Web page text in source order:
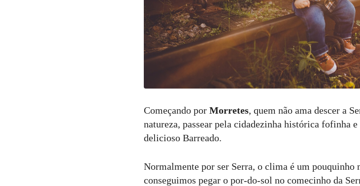
Começando por Morretes, quem não ama descer a
natureza, passear pela cidadezinha histórica fofinha
delicioso Barreado.
Normalmente por ser Serra, o clima é um pouquinho
conseguimos pegar o por-do-sol no comecinho da